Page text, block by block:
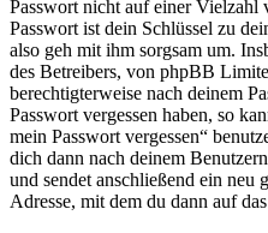
Passwort nicht auf einer Vielzahl
Passwort ist dein Schlüssel zu
also geh mit ihm sorgsam um.
des Betreibers, von phpBB
berechtigterweise nach deinem
Passwort vergessen haben, so
mein Passwort vergessen“
dich dann nach deinem
und sendet anschließend ein neu
Adresse, mit dem du dann auf